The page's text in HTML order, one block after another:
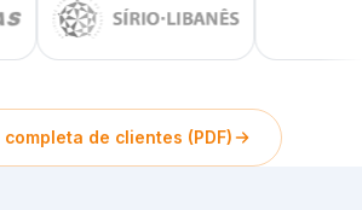
de clientes (PDF)